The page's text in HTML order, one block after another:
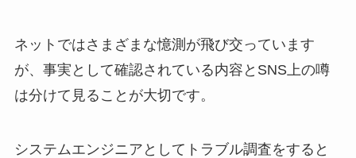
ネットではさまざまな憶測が飛び交っています
が、事実として確認されている内容とSNS上の噂
は分けて見ることが大切です。
システムエンジニアとしてトラブル調査をすると